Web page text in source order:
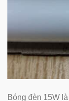
Bóng đèn 15W